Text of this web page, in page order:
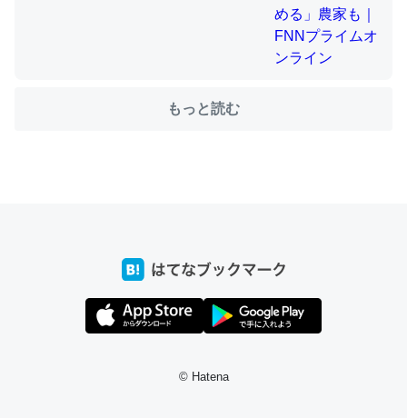
とかSpotifyを支払う孝行もできる。一生で親と会える残
私も3年前ぐらいに祖母の家に設置した。ポケットWifiみ
たいなのでネット環境作ったけどAlexaしか使わないので
https://toyoshi.hatenablog.com/entry/2019/05/15/1805
もっと読む
© Hatena